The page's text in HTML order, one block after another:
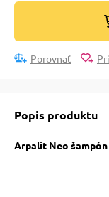
poukazy
Porovnať
Popis produktu
Arpalit Neo